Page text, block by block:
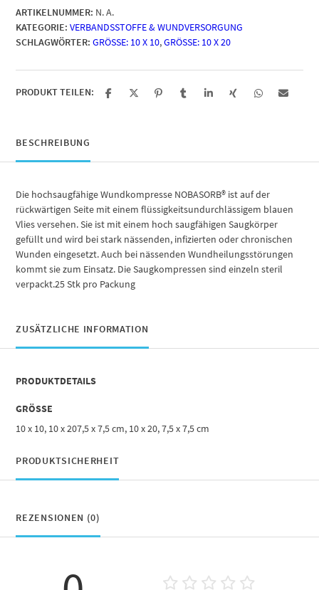
ARTIKELNUMMER: N. A.
KATEGORIE: VERBANDSSTOFFE & WUNDVERSORGUNG
SCHLAGWÖRTER: GRÖSSE: 10 X 10 ,GRÖSSE: 10 X 20
PRODUKT TEILEN:
BESCHREIBUNG
Die hochsaugfähige Wundkompresse NOBASORB® ist auf der
rückwärtigen Seite mit einem flüssigkeitsundurchlässigem blauen
Vlies versehen. Sie ist mit einem hoch saugfähigen Saugkörper
gefüllt und wird bei stark nässenden, infizierten oder chronischen
Wunden eingesetzt. Auch bei nässenden Wundheilungsstörungen
kommt sie zum Einsatz. Die Saugkompressen sind einzeln steril
verpackt.25 Stk pro Packung
ZUSÄTZLICHE INFORMATION
PRODUKTDETAILS
GRÖSSE
10 x 10, 10 x 207,5 x 7,5 cm, 10 x 20, 7,5 x 7,5 cm
PRODUKTSICHERHEIT
REZENSIONEN (0)